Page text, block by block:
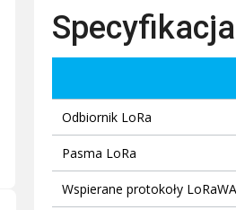
Specyfikacja
Odbiornik LoRa
Pasma LoRa
Wspierane protokoły